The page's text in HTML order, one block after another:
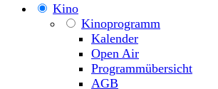
Kino
Kinoprogramm
Kalender
Open Air
Programmübersicht
AGB